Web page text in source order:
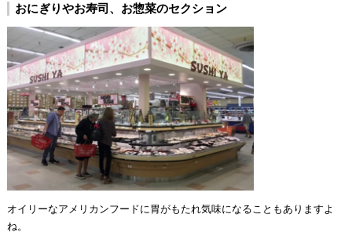
おにぎりやお寿司、お惣菜のセクション
オイリーなアメリカンフードに胃がもたれ気味になることもありますよ
ね。